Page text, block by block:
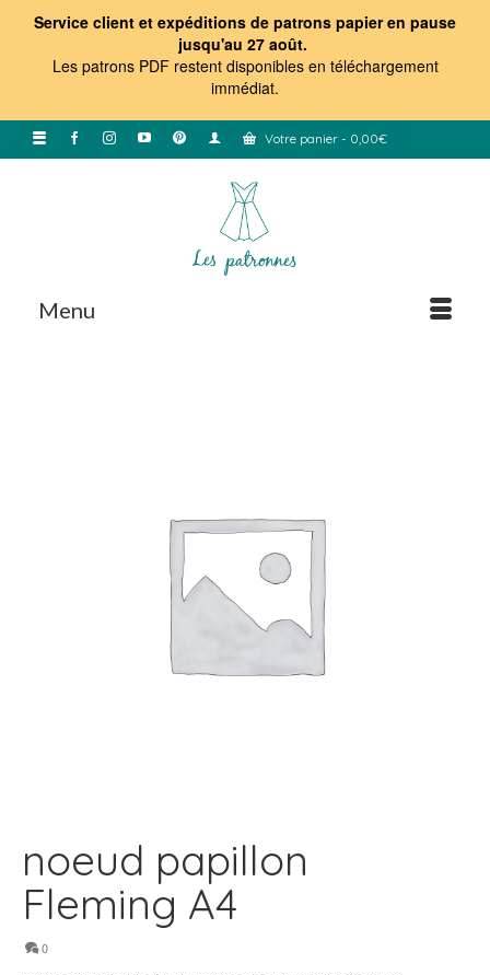
Service client et expéditions de patrons papier en pause
jusqu'au 27 août.
Les patrons PDF restent disponibles en téléchargement
immédiat.
Votre panier - 0,00€
Menu
noeud papillon
Fleming A4
0